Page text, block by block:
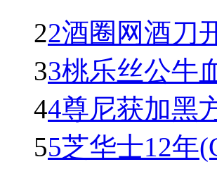
22酒圈网酒刀
33桃乐丝公牛
44尊尼获加黑
55芝华士12年